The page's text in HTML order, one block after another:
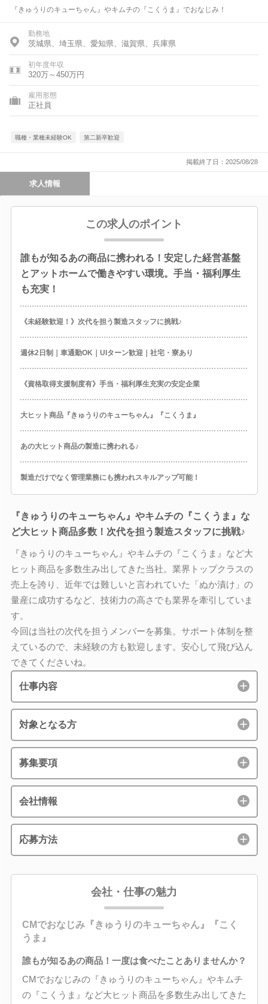
『きゅうりのキューちゃん』やキムチの『こくうま』でおなじみ！
勤務地
茨城県、埼玉県、愛知県、滋賀県、兵庫県
初年度年収
320万～450万円
雇用形態
正社員
職種・業種未経験OK 第二新卒歓迎
掲載終了日：2025/08/28
求人情報
この求人のポイント
誰もが知るあの商品に携われる！安定した経営基盤
とアットホームで働きやすい環境。手当・福利厚生
も充実！
《未経験歓迎！》次代を担う製造スタッフに挑戦♪
週休2日制｜車通勤OK｜UIターン歓迎｜社宅・寮あり
《資格取得支援制度有》手当・福利厚生充実の安定企業
大ヒット商品『きゅうりのキューちゃん』『こくうま』
あの大ヒット商品の製造に携われる♪
製造だけでなく管理業務にも携われスキルアップ可能！
『きゅうりのキューちゃん』やキムチの『こくうま』な
ど大ヒット商品多数！次代を担う製造スタッフに挑戦♪
『きゅうりのキューちゃん』やキムチの『こくうま』など大
ヒット商品を多数生み出してきた当社。業界トップクラスの
売上を誇り、近年では難しいと言われていた「ぬか漬け」の
量産に成功するなど、技術力の高さでも業界を牽引していま
す。
今回は当社の次代を担うメンバーを募集。サポート体制を整
えているので、未経験の方も歓迎します。安心して飛び込ん
できてくださいね。
仕事内容
対象となる方
募集要項
会社情報
応募方法
会社・仕事の魅力
CMでおなじみ『きゅうりのキューちゃん』『こく
うま』
誰もが知るあの商品！一度は食べたことありませんか？
CMでおなじみの『きゅうりのキューちゃん』やキムチ
の『こくうま』など大ヒット商品を多数生み出してきた